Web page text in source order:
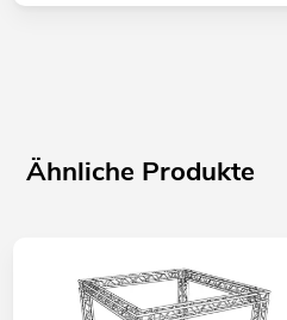
Einfache Montage
Ähnliche Produkte